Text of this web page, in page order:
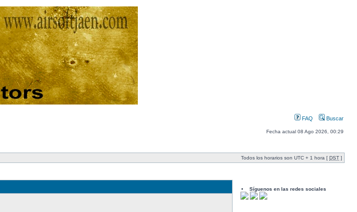
FAQ Buscar
Fecha actual 08 Ago 2026, 00:29
Todos los horarios son UTC + 1 hora [ DST ]
Síguenos en las redes sociales